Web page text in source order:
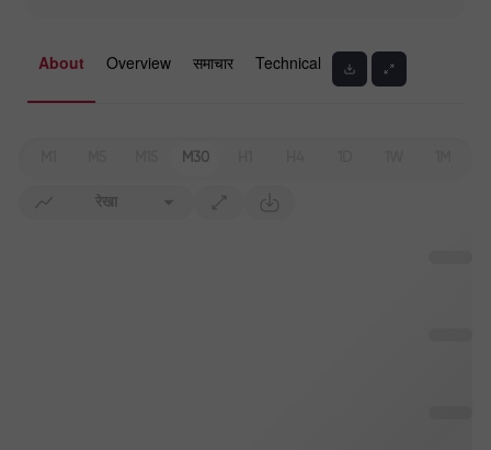
About Overview समाचार Technical
M30
रेखा